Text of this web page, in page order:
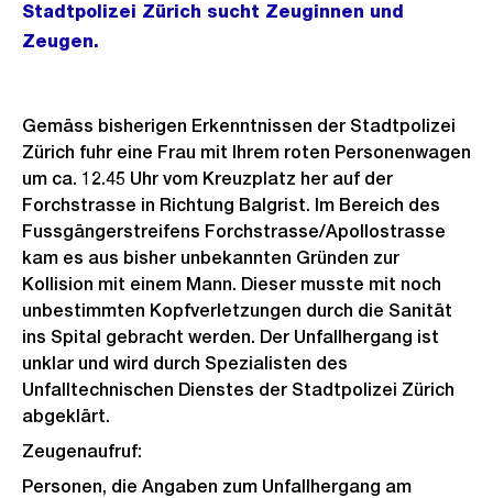
Stadtpolizei Zürich sucht Zeuginnen und
Zeugen.
Gemäss bisherigen Erkenntnissen der Stadtpolizei
Zürich fuhr eine Frau mit Ihrem roten Personenwagen
um ca. 12.45 Uhr vom Kreuzplatz her auf der
Forchstrasse in Richtung Balgrist. Im Bereich des
Fussgängerstreifens Forchstrasse/Apollostrasse
kam es aus bisher unbekannten Gründen zur
Kollision mit einem Mann. Dieser musste mit noch
unbestimmten Kopfverletzungen durch die Sanität
ins Spital gebracht werden. Der Unfallhergang ist
unklar und wird durch Spezialisten des
Unfalltechnischen Dienstes der Stadtpolizei Zürich
abgeklärt.
Zeugenaufruf:
Personen, die Angaben zum Unfallhergang am